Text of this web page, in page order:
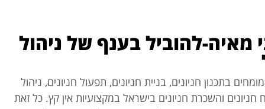
מאיה-להוביל בענף של ניהול
בתכנון חניונים, בניית חניונים, תפעול חניונים, ניהול
חניונים והשכרת חניונים בישראל במקצועיות אין קץ. כל זאת